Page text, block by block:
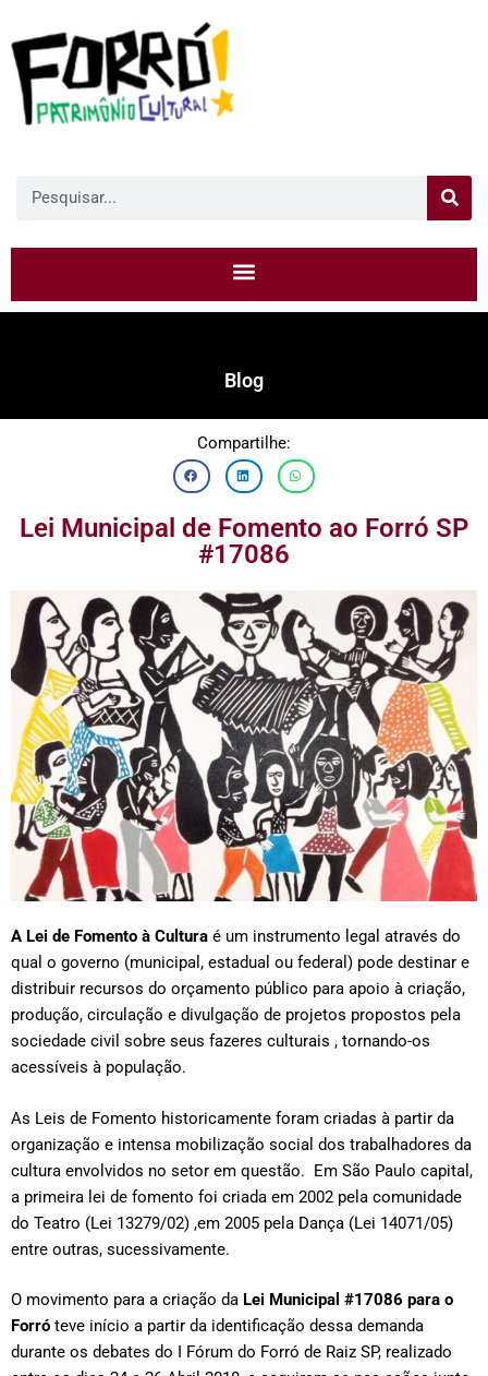
Blog
Compartilhe:
Lei Municipal de Fomento ao Forró SP
#17086
A Lei de Fomento à Cultura é um instrumento legal através do
qual o governo (municipal, estadual ou federal) pode destinar e
distribuir recursos do orçamento público para apoio à criação,
produção, circulação e divulgação de projetos propostos pela
sociedade civil sobre seus fazeres culturais , tornando-os
acessíveis à população.
As Leis de Fomento historicamente foram criadas à partir da
organização e intensa mobilização social dos trabalhadores da
cultura envolvidos no setor em questão. Em São Paulo capital,
a primeira lei de fomento foi criada em 2002 pela comunidade
do Teatro (Lei 13279/02) ,em 2005 pela Dança (Lei 14071/05)
entre outras, sucessivamente.
O movimento para a criação da Lei Municipal #17086 para o
Forró teve início a partir da identificação dessa demanda
durante os debates do I Fórum do Forró de Raiz SP, realizado